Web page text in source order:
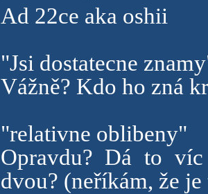
Ad 22ce aka oshii
"Jsi dostatecne
Vážně? Kdo ho zná
"relativne oblibeny"
Opravdu? Dá to
dvou? (neříkám, že